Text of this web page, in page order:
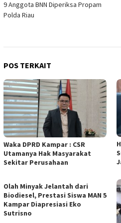
pos
9 Anggota BNN Diperiksa Propam
Polda Riau
POS TERKAIT
Waka DPRD Kampar : CSR
Utamanya Hak Masyarakat
Sekitar Perusahaan
Olah Minyak Jelantah dari
Biodiesel, Prestasi Siswa MAN 5
Kampar Diapresiasi Eko
Sutrisno